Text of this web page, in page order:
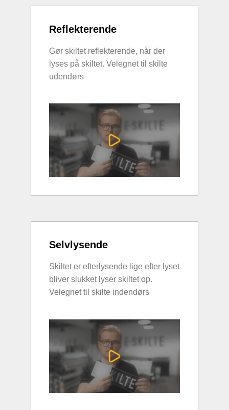
Reflekterende
Gør skiltet reflekterende, når der
lyses på skiltet. Velegnet til skilte
udendørs
Selvlysende
Skiltet er efterlysende lige efter lyset
bliver slukket lyser skiltet op.
Velegnet til skilte indendørs